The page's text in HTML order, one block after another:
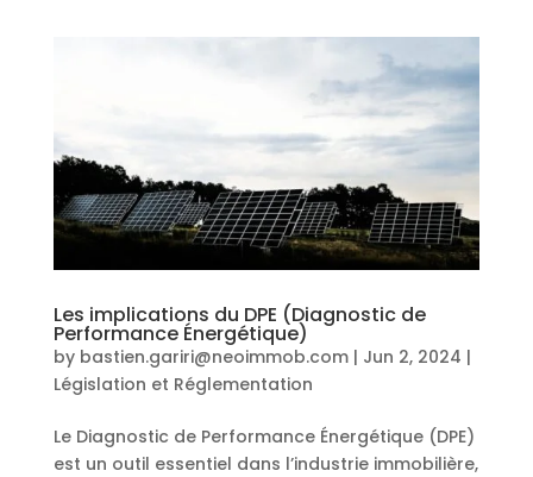
Les implications du DPE (Diagnostic de
Performance Énergétique)
by bastien.gariri@neoimmob.com| Jun 2, 2024 |
Législation et Réglementation
Le Diagnostic de Performance Énergétique (DPE)
est un outil essentiel dans l’industrie immobilière,